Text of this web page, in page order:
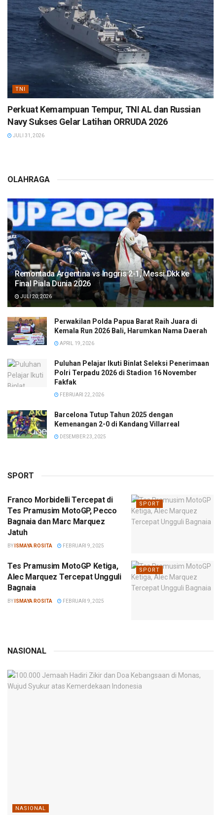
TNI
Perkuat Kemampuan Tempur, TNI AL dan Russian
Navy Sukses Gelar Latihan ORRUDA 2026
JULI 31, 2026
OLAHRAGA
Remontada Argentina vs Inggris 2-1, Messi Dkk ke
Final Piala Dunia 2026
JULI 20, 2026
Perwakilan Polda Papua Barat Raih Juara di
Kemala Run 2026 Bali, Harumkan Nama Daerah
APRIL 19, 2026
Puluhan Pelajar Ikuti Binlat Seleksi Penerimaan
Polri Terpadu 2026 di Stadion 16 November
Fakfak
FEBRUARI 22, 2026
Barcelona Tutup Tahun 2025 dengan
Kemenangan 2-0 di Kandang Villarreal
DESEMBER 23, 2025
SPORT
SPORT
Franco Morbidelli Tercepat di
Tes Pramusim MotoGP, Pecco
Bagnaia dan Marc Marquez
Jatuh
BY ISMAYA ROSITA FEBRUARI 9, 2025
SPORT
Tes Pramusim MotoGP Ketiga,
Alec Marquez Tercepat Ungguli
Bagnaia
BY ISMAYA ROSITA FEBRUARI 9, 2025
NASIONAL
NASIONAL